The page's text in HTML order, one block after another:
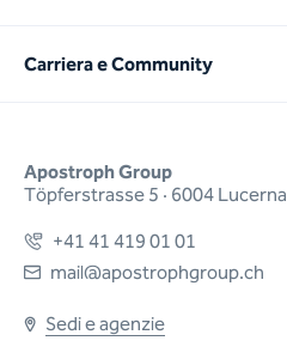
Apostroph Group
Töpferstrasse 5 · 6004 Lucerna
+41 41 419 01 01
mail@apostrophgroup.ch
Sedi e agenzie
Carriera e Community